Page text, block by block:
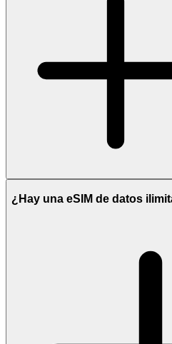
¿Hay una eSIM de datos